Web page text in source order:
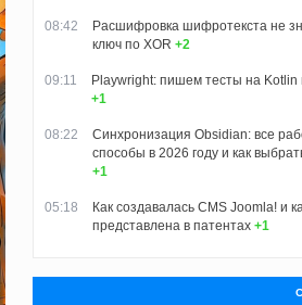
08:42
Расшифровка шифротекста не
ключ по XOR +2
09:11
Playwright: пишем тесты на Kotlin
+1
08:22
Синхронизация Obsidian: все
способы в 2026 году и как
+1
05:18
Как создавалась CMS Joomla! и
представлена в патентах +1